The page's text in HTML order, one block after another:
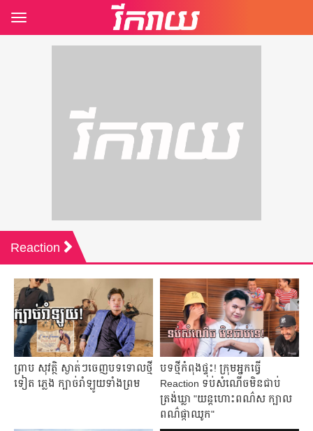
Toggle
navigation
Reaction
ព្រាប សុវត្ថិ ស្ងាត់​ៗចេញ​បទ​ទោល​ថ្មី​
ទៀត ភ្លេង ក្បាច់​រាំ​ឡូយ​ទាំង​ព្រម
បទ​ថ្មី​កំពុង​ផ្ទុះ! ក្រុម​អ្នក​ធ្វើ
Reaction ទប់​សំណើច​មិន​ជាប់
ត្រង់ឃ្លា "យន្តហោះ​ពណ៌​ស ក្បាល​
ពណ៌​ផ្កា​ឈូក"